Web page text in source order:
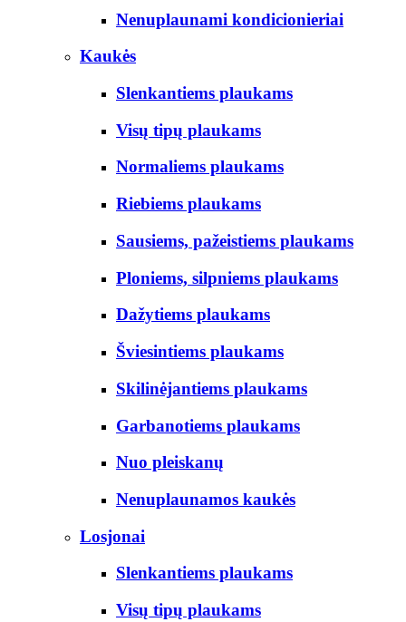
Nenuplaunami kondicionieriai
Kaukės
Slenkantiems plaukams
Visų tipų plaukams
Normaliems plaukams
Riebiems plaukams
Sausiems, pažeistiems plaukams
Ploniems, silpniems plaukams
Dažytiems plaukams
Šviesintiems plaukams
Skilinėjantiems plaukams
Garbanotiems plaukams
Nuo pleiskanų
Nenuplaunamos kaukės
Losjonai
Slenkantiems plaukams
Visų tipų plaukams